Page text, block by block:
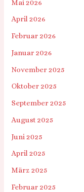
Mai 2026
April 2026
Februar 2026
Januar 2026
November 2025
Oktober 2025
September 2025
August 2025
Juni 2025
April 2025
März 2025
Februar 2025